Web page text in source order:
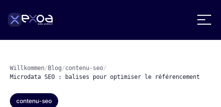
Willkommen/ Blog/contenu-seo/
Microdata SEO : balises pour optimiser le référencement
contenu-seo